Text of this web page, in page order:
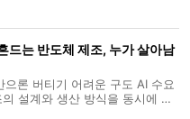
조건에서 시험
드는 반도체 제조, 누가 살아남
으론 버티기 어려운 구도 AI 수요
설계와 생산 방식을 동시에 바